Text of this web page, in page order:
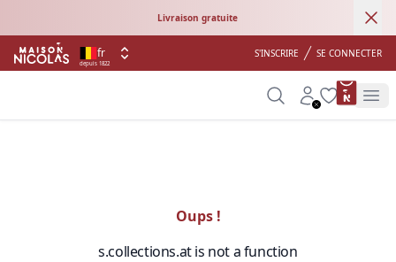
Livraison gratuite
depuis 1822
fr S'INSCRIRE SE CONNECTER
SearchAccount
Wishlist
Oups !
s.collections.at is not a function